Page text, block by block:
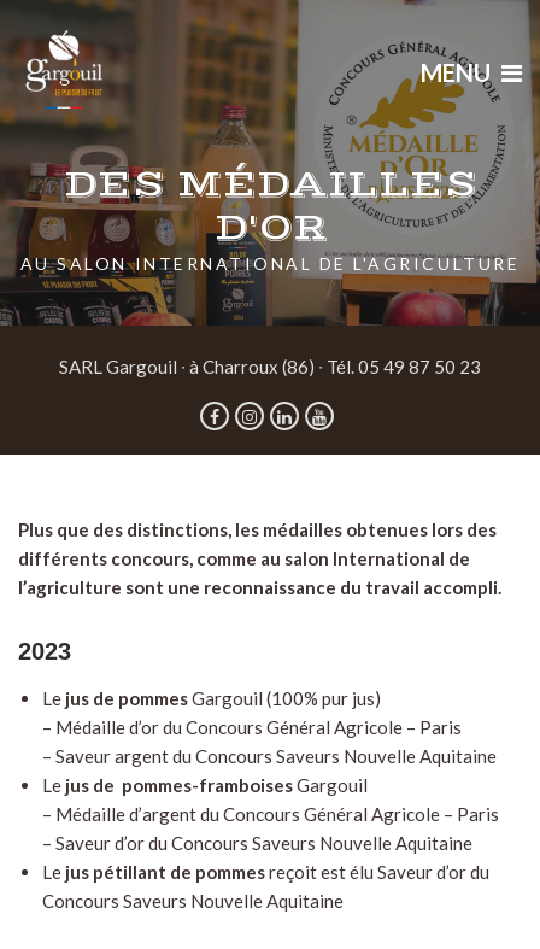
MENU
DES MÉDAILLES
D'OR
AU SALON INTERNATIONAL DE L'AGRICULTURE
SARL Gargouil ∙ à Charroux (86) ∙ Tél. 05 49 87 50 23
Plus que des distinctions, les médailles obtenues lors des
différents concours, comme au salon International de
l’agriculture sont une reconnaissance du travail accompli.
2023
Le jus de pommesGargouil (100% pur jus)
– Médaille d’or du Concours Général Agricole – Paris
– Saveur argent du Concours Saveurs Nouvelle Aquitaine
Le jus de pommes-framboisesGargouil
– Médaille d’argent du Concours Général Agricole – Paris
– Saveur d’or du Concours Saveurs Nouvelle Aquitaine
Le jus pétillant de pommesreçoit est élu Saveur d’or du
Concours Saveurs Nouvelle Aquitaine